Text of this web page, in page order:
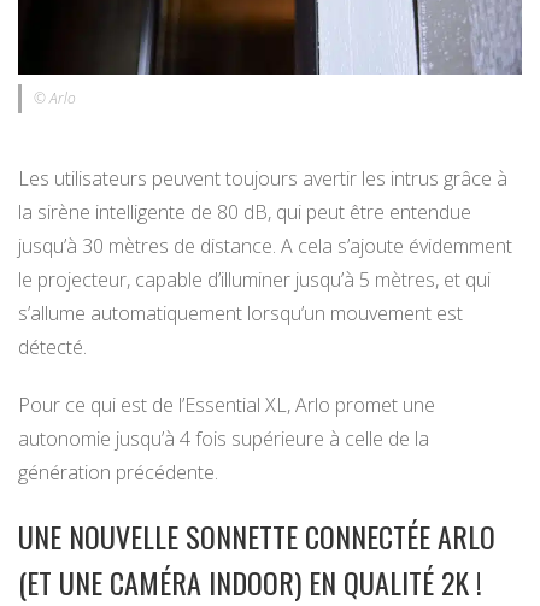
© Arlo
Les utilisateurs peuvent toujours avertir les intrus grâce à
la sirène intelligente de 80 dB, qui peut être entendue
jusqu’à 30 mètres de distance. A cela s’ajoute évidemment
le projecteur, capable d’illuminer jusqu’à 5 mètres, et qui
s’allume automatiquement lorsqu’un mouvement est
détecté.
Pour ce qui est de l’Essential XL, Arlo promet une
autonomie jusqu’à 4 fois supérieure à celle de la
génération précédente.
UNE NOUVELLE SONNETTE CONNECTÉE ARLO
(ET UNE CAMÉRA INDOOR) EN QUALITÉ 2K !